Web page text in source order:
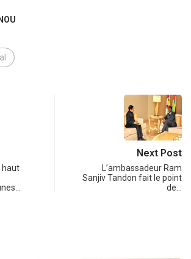
haut
Next Post
L’ambassadeur Ram
Sanjiv Tandon fait le point
de…